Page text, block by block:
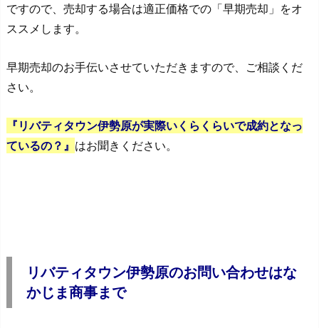
ですので、売却する場合は適正価格での「早期売却」をオ
ススメします。
早期売却のお手伝いさせていただきますので、ご相談くだ
さい。
『リバティタウン伊勢原が実際いくらくらいで成約となっ
ているの？』 はお聞きください。
リバティタウン伊勢原のお問い合わせはな
かじま商事まで